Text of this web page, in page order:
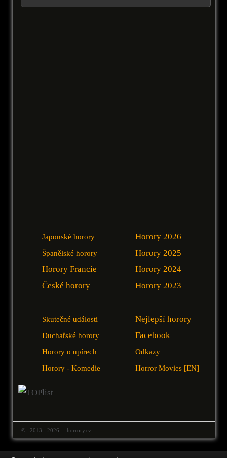
Japonské horory
Španělské horory
Horory Francie
České horory
Horory 2026
Horory 2025
Horory 2024
Horory 2023
Skutečné události
Duchařské horory
Horory o upírech
Horory - Komedie
Nejlepší horory
Facebook
Odkazy
Horror Movies [EN]
© 2013 - 2026 horrory.cz